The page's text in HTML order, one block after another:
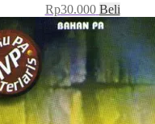
Rp30.000 Beli